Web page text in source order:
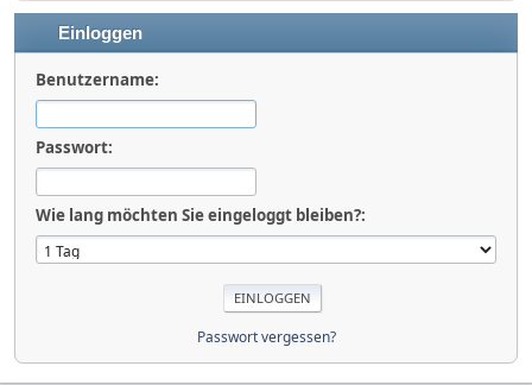
Einloggen
Benutzername:
Passwort:
Wie lang möchten Sie eingeloggt bleiben?:
Passwort vergessen?